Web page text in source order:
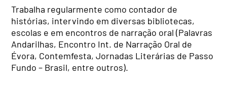
Trabalha regularmente como contador de
histórias, intervindo em diversas bibliotecas,
escolas e em encontros de narração oral (Palavras
Andarilhas, Encontro Int. de Narração Oral de
Évora, Contemfesta, Jornadas Literárias de Passo
Fundo – Brasil, entre outros).